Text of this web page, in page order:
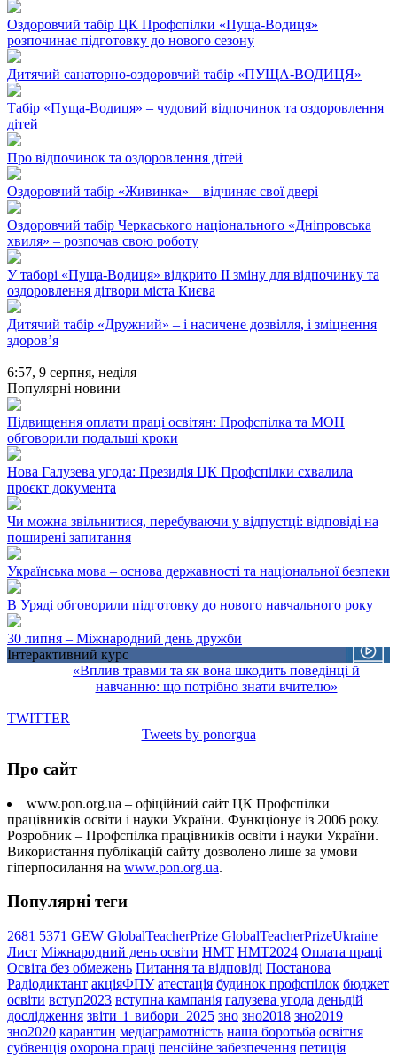
Оздоровчий табір ЦК Профспілки «Пуща-Водиця»
розпочинає підготовку до нового сезону
Дитячий санаторно-оздоровчий табір «ПУЩА-ВОДИЦЯ»
Табір «Пуща-Водиця» – чудовий відпочинок та оздоровлення
дітей
Про відпочинок та оздоровлення дітей
Оздоровчий табір «Живинка» – відчиняє свої двері
Оздоровчий табір Черкаського національного «Дніпровська
хвиля» – розпочав свою роботу
У таборі «Пуща-Водиця» відкрито II зміну для відпочинку та
оздоровлення дітвори міста Києва
Дитячий табір «Дружний» – і насичене дозвілля, і зміцнення
здоров’я
6:57, 9 серпня, неділя
Популярні новини
Підвищення оплати праці освітян: Профспілка та МОН
обговорили подальші кроки
Нова Галузева угода: Президія ЦК Профспілки схвалила
проєкт документа
Чи можна звільнитися, перебуваючи у відпустці: відповіді на
поширені запитання
Українська мова – основа державності та національної безпеки
В Уряді обговорили підготовку до нового навчального року
30 липня – Міжнародний день дружби
Інтерактивний курс
«Вплив травми та як вона шкодить поведінці й
навчанню: що потрібно знати вчителю»
TWITTER
Tweets by ponorgua
Про сайт
www.pon.org.ua – офіційний сайт ЦК Профспілки
працівників освіти і науки України. Функціонує із 2006 року.
Розробник – Профспілка працівників освіти і науки України.
Використання публікацій сайту дозволено лише за умови
гіперпосилання на www.pon.org.ua.
Популярні теги
2681 5371 GEW GlobalTeacherPrize GlobalTeacherPrizeUkraine
Лист Міжнародний день освіти НМТ НМТ2024 Оплата праці
Освіта без обмежень Питання та відповіді Постанова
Радіодиктант акціяФПУ атестація будинок профспілок бюджет
освіти вступ2023 вступна кампанія галузева угода деньдій
дослідження звіти_і_вибори_2025 зно зно2018 зно2019
зно2020 карантин медіаграмотність наша боротьба освітня
субвенція охорона праці пенсійне забезпечення петиція